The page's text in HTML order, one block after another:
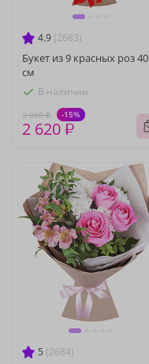
4.9 (2683)
Букет из 9 красных роз 40
см
В наличии
3 080 ₽ -15%
2 620 ₽
5 (2684)